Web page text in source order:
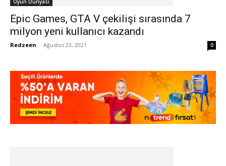
Oyun Dünyası
Epic Games, GTA V çekilişi sırasında 7
milyon yeni kullanıcı kazandı
Redzeen - Ağustos 23, 2021 0